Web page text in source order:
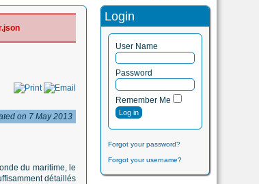
Login
User Name
Password
Remember Me
Forgot your password?
Forgot your username?
on 7 May 2013
du maritime, le
détaillés